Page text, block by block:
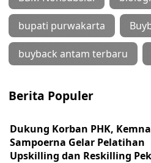
bupati purwakarta
buyback antam terbaru
Berita Populer
Dukung Korban PHK,
Sampoerna Gelar Pelatihan
Upskilling dan Reskilling